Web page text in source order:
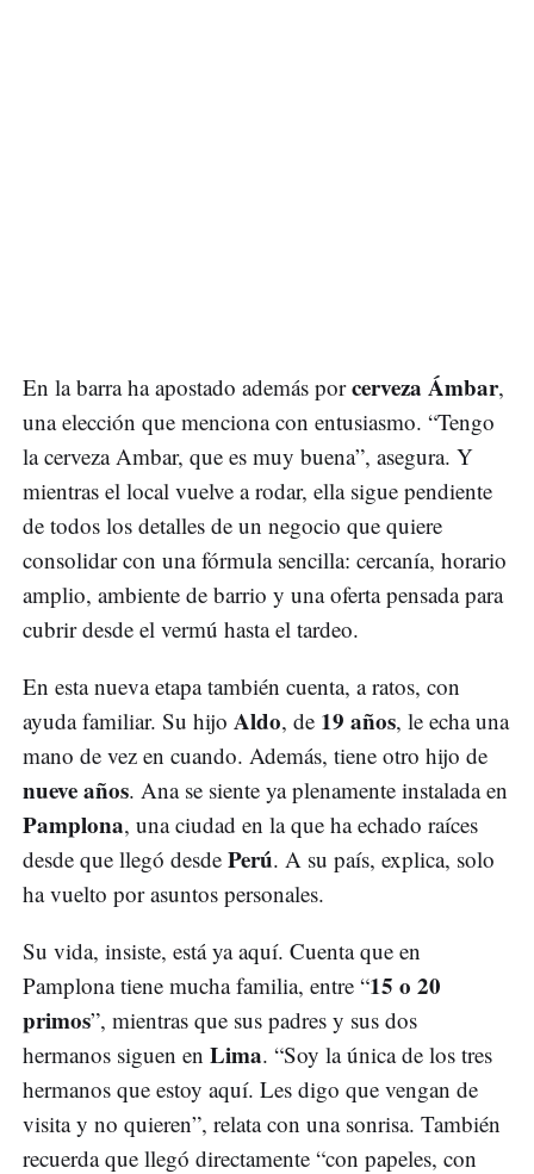
En la barra ha apostado además porcerveza Ámbar,
una elección que menciona con entusiasmo. “Tengo
la cerveza Ambar, que es muy buena”, asegura. Y
mientras el local vuelve a rodar, ella sigue pendiente
de todos los detalles de un negocio que quiere
consolidar con una fórmula sencilla: cercanía, horario
amplio, ambiente de barrio y una oferta pensada para
cubrir desde el vermú hasta el tardeo.
En esta nueva etapa también cuenta, a ratos, con
ayuda familiar. Su hijo Aldo, de 19 años, le echa una
mano de vez en cuando. Además, tiene otro hijo de
nueve años. Ana se siente ya plenamente instalada en
Pamplona, una ciudad en la que ha echado raíces
desde que llegó desde Perú. A su país, explica, solo
ha vuelto por asuntos personales.
Su vida, insiste, está ya aquí. Cuenta que en
Pamplona tiene mucha familia, entre “15 o 20
primos”, mientras que sus padres y sus dos
hermanos siguen en Lima. “Soy la única de los tres
hermanos que estoy aquí. Les digo que vengan de
visita y no quieren”, relata con una sonrisa. También
recuerda que llegó directamente “con papeles, con